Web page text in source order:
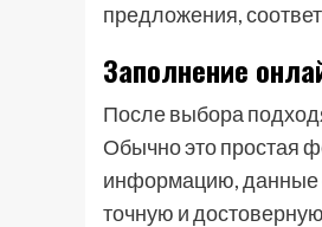
предложения,
Заполнение
После выбора
Обычно это простая
информацию, данные
точную и